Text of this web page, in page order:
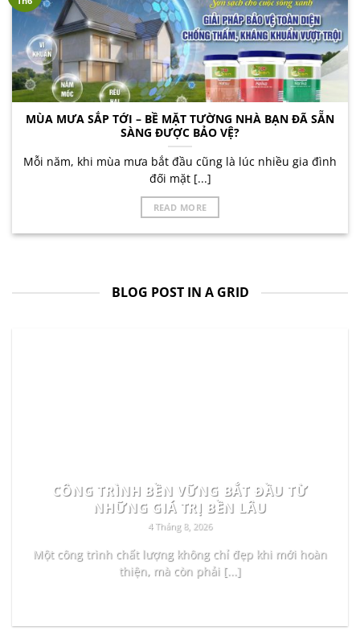
MÙA MƯA SẮP TỚI – BỀ MẶT TƯỜNG NHÀ BẠN ĐÃ SẴN
SÀNG ĐƯỢC BẢO VỆ?
Mỗi năm, khi mùa mưa bắt đầu cũng là lúc nhiều gia đình
đối mặt [...]
READ MORE
BLOG POST IN A GRID
CÔNG TRÌNH BỀN VỮNG BẮT ĐẦU TỪ
NHỮNG GIÁ TRỊ BỀN LÂU
4 Tháng 8, 2026
Một công trình chất lượng không chỉ đẹp khi mới hoàn
thiện, mà còn phải [...]